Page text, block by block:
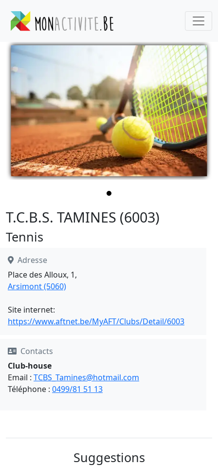
T.C.B.S. TAMINES (6003)
Tennis
Adresse
Place des Alloux, 1,
Arsimont (5060)
Site internet:
https://www.aftnet.be/MyAFT/Clubs/Detail/6003
Contacts
Club-house
Email : TCBS_Tamines@hotmail.com
Téléphone : 0499/81 51 13
Suggestions